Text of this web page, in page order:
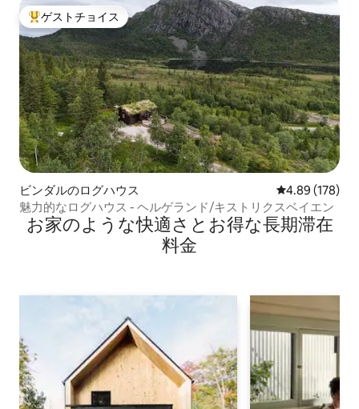
大好評のゲストチョイスです。
ゲストチョイス
ビンダルのログハウス レビュー178
4.89 (178)
魅力的なログハウス - ヘルゲランド/キストリクスベイエン
お家のような快⁠適⁠さ⁠とお⁠得⁠な長⁠期⁠滞⁠在
料⁠金